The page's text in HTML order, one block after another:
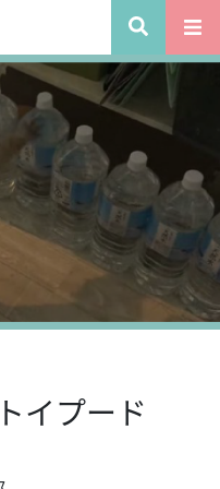
イプード